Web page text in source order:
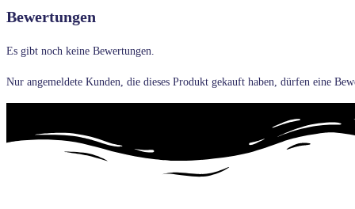
Bewertungen
Es gibt noch keine Bewertungen.
Nur angemeldete Kunden, die dieses Produkt gekauft haben, dürfen eine